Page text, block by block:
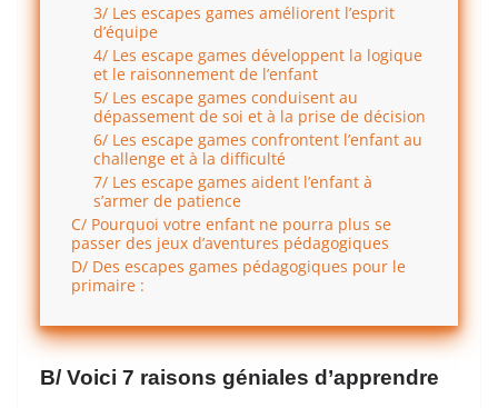
3/ Les escapes games améliorent l’esprit
d’équipe
4/ Les escape games développent la logique
et le raisonnement de l’enfant
5/ Les escape games conduisent au
dépassement de soi et à la prise de décision
6/ Les escape games confrontent l’enfant au
challenge et à la difficulté
7/ Les escape games aident l’enfant à
s’armer de patience
C/ Pourquoi votre enfant ne pourra plus se
passer des jeux d’aventures pédagogiques
D/ Des escapes games pédagogiques pour le
primaire :
B/ Voici 7 raisons géniales d’apprendre